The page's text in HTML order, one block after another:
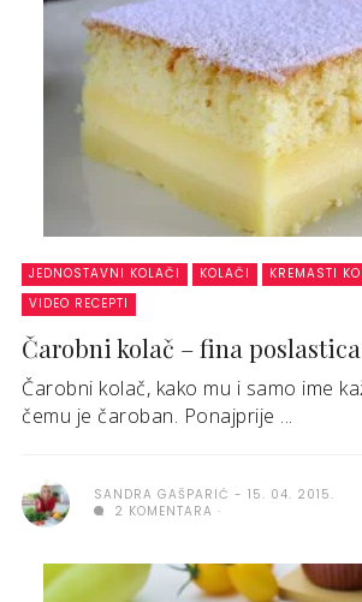
JEDNOSTAVNI KOLAČI KOLAČI KREMASTI
VIDEO RECEPTI
Čarobni kolač – fina
Čarobni kolač, kako mu i samo ime
čemu je čaroban. Ponajprije ...
SANDRA GAŠPARIĆ
15. 04. 2015.
2 KOMENTARA